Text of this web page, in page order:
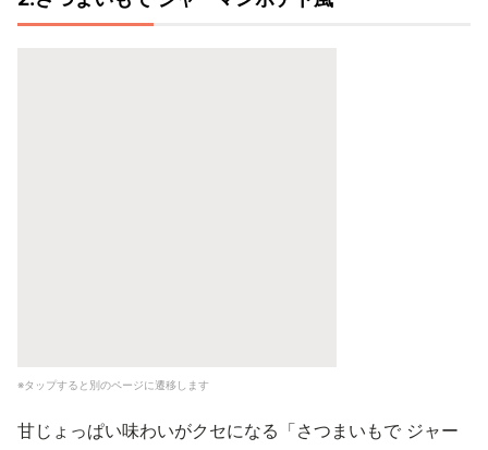
※タップすると別のページに遷移します
甘じょっぱい味わいがクセになる「さつまいもで ジャー